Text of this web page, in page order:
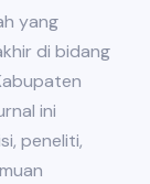
yang
di bidang
ini
peneliti,